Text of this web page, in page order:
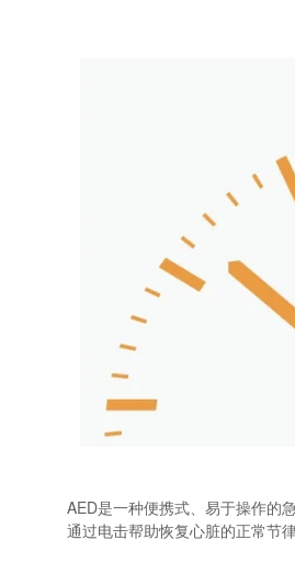
AED是一种便携式、易于操作的
通过电击帮助恢复心脏的正常节